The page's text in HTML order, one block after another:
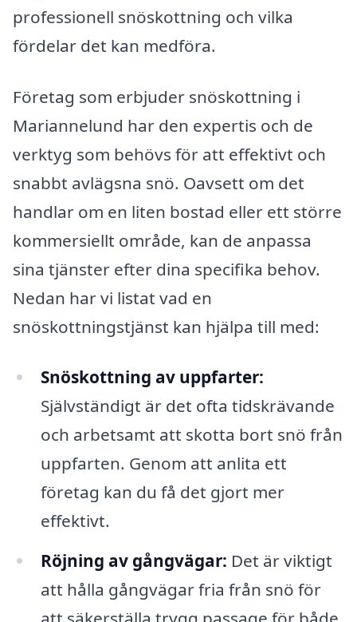
professionell snöskottning och vilka
fördelar det kan medföra.
Företag som erbjuder snöskottning i
Mariannelund har den expertis och de
verktyg som behövs för att effektivt och
snabbt avlägsna snö. Oavsett om det
handlar om en liten bostad eller ett större
kommersiellt område, kan de anpassa
sina tjänster efter dina specifika behov.
Nedan har vi listat vad en
snöskottningstjänst kan hjälpa till med:
Snöskottning av uppfarter:
Självständigt är det ofta tidskrävande
och arbetsamt att skotta bort snö från
uppfarten. Genom att anlita ett
företag kan du få det gjort mer
effektivt.
Röjning av gångvägar: Det är viktigt
att hålla gångvägar fria från snö för